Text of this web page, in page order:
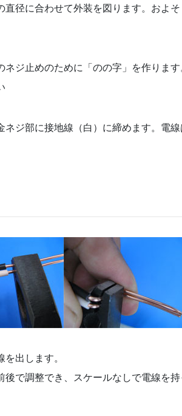
径に合わせて外装を図ります。およそ
ジ止めのために「のの字」を作りま
ジ部に接地線（白）に締めます。電線
出します。
後で調整でき、スケールなしで電線を